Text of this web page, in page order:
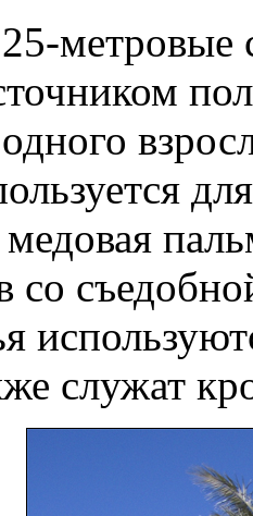
метровые
медовая
со
служат